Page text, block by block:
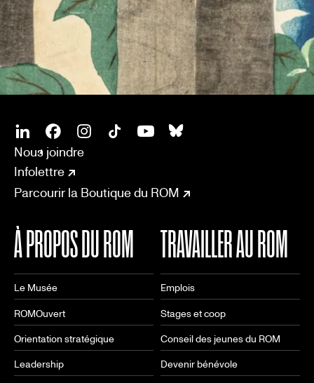
SOCIAL
LinkedinFacebookInstagram
CONNECT
Nous joindre
Infolettre
Parcourir la Boutique du ROM
À PROPOS DU ROM
Le Musée
ROMOuvert
Orientation stratégique
Leadership
TRAVAILLER AU ROM
Emplois
Stages et coop
Conseil des jeunes du ROM
Devenir bénévole